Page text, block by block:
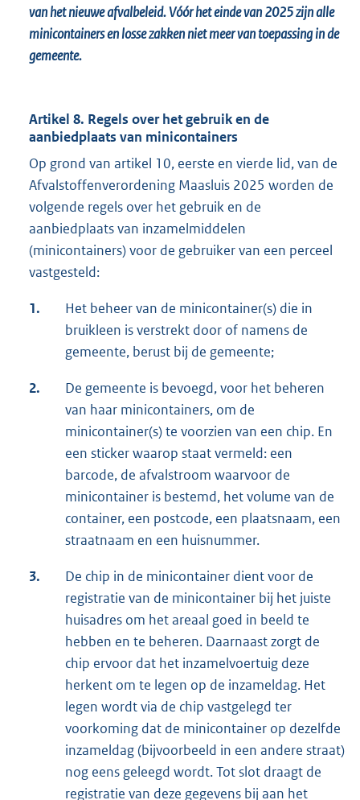
van het nieuwe afvalbeleid. Vóór het einde van 2025 zijn alle
minicontainers en losse zakken niet meer van toepassing in de
gemeente.
Artikel 8. Regels over het gebruik en de
aanbiedplaats van minicontainers
Op grond van artikel 10, eerste en vierde lid, van de
Afvalstoffenverordening Maasluis 2025 worden de
volgende regels over het gebruik en de
aanbiedplaats van inzamelmiddelen
(minicontainers) voor de gebruiker van een perceel
vastgesteld:
1.
Het beheer van de minicontainer(s) die in
bruikleen is verstrekt door of namens de
gemeente, berust bij de gemeente;
2.
De gemeente is bevoegd, voor het beheren
van haar minicontainers, om de
minicontainer(s) te voorzien van een chip. En
een sticker waarop staat vermeld: een
barcode, de afvalstroom waarvoor de
minicontainer is bestemd, het volume van de
container, een postcode, een plaatsnaam, een
straatnaam en een huisnummer.
3.
De chip in de minicontainer dient voor de
registratie van de minicontainer bij het juiste
huisadres om het areaal goed in beeld te
hebben en te beheren. Daarnaast zorgt de
chip ervoor dat het inzamelvoertuig deze
herkent om te legen op de inzameldag. Het
legen wordt via de chip vastgelegd ter
voorkoming dat de minicontainer op dezelfde
inzameldag (bijvoorbeeld in een andere straat)
nog eens geleegd wordt. Tot slot draagt de
registratie van deze gegevens bij aan het